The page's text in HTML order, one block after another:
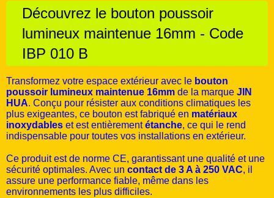
Découvrez le bouton poussoir
lumineux maintenue 16mm - Code
IBP 010 B
Transformez votre espace extérieur avec le bouton
poussoir lumineux maintenue 16mm de la marque JIN
HUA. Conçu pour résister aux conditions climatiques les
plus exigeantes, ce bouton est fabriqué en matériaux
inoxydables et est entièrementétanche, ce qui le rend
indispensable pour toutes vos installations en extérieur.
Ce produit est de norme CE, garantissant une qualité et une
sécurité optimales. Avec un contact de 3 A à 250 VAC, il
assure une performance fiable, même dans les
environnements les plus difficiles.